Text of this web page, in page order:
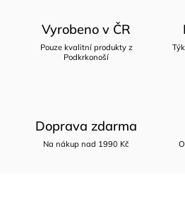
Vyrobeno v ČR
Pouze kvalitní produkty z
Podkrkonoší
Doprava zdarma
Na nákup nad 1990 Kč